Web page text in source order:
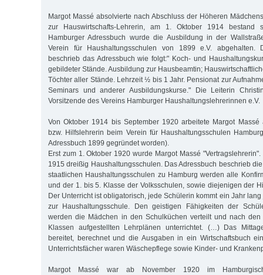
Margot Massé absolvierte nach Abschluss der Höheren
zur Hauswirtschafts-Lehrerin, am 1. Oktober 1914 bestand
Hamburger Adressbuch wurde die Ausbildung in der
Verein für Haushaltungsschulen von 1899 e.V. abgehalten.
beschrieb das Adressbuch wie folgt:" Koch- und
gebildeter Stände. Ausbildung zur Hausbeamtin;
Töchter aller Stände. Lehrzeit ½ bis 1 Jahr. Pensionat zur
Seminars und anderer Ausbildungskurse." Die Leiterin
Vorsitzende des Vereins Hamburger Haushaltungslehrerinnen e.V.
Von Oktober 1914 bis September 1920 arbeitete Margot Massé
bzw. Hilfslehrerin beim Verein für Haushaltungsschulen
Adressbuch 1899 gegründet worden).
Erst zum 1. Oktober 1920 wurde Margot Massé
1915 dreißig Haushaltungsschulen. Das Adressbuch beschrieb
staatlichen Haushaltungsschulen zu Hamburg werden alle
und der 1. bis 5. Klasse der Volksschulen, sowie diejenigen der
Der Unterricht ist obligatorisch, jede Schülerin kommt ein Jahr
zur Haushaltungsschule. Den geistigen Fähigkeiten der
werden die Mädchen in den Schulküchen verteilt und nach
Klassen aufgestellten Lehrplänen unterrichtet. (…) Das
bereitet, berechnet und die Ausgaben in ein Wirtschaftsbuch
Unterrichtsfächer waren Wäschepflege sowie Kinder- und
Margot Massé war ab November 1920 im